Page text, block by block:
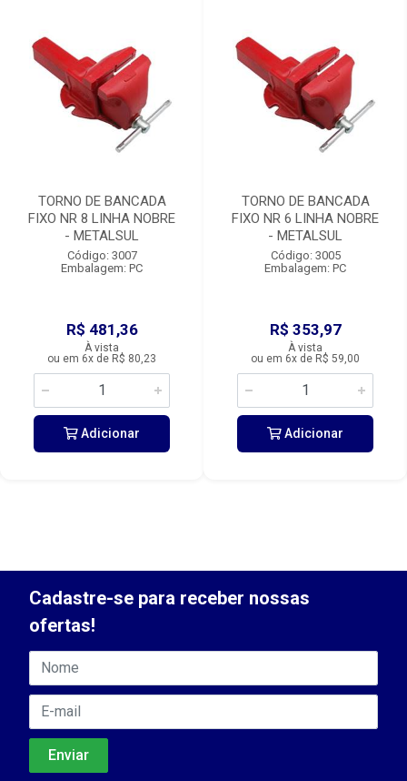
TORNO DE BANCADA
FIXO NR 8 LINHA NOBRE
- METALSUL
Código: 3007
Embalagem: PC
R$ 481,36
À vista
ou em 6x de R$ 80,23
Adicionar
TORNO DE BANCADA
FIXO NR 6 LINHA NOBRE
- METALSUL
Código: 3005
Embalagem: PC
R$ 353,97
À vista
ou em 6x de R$ 59,00
Adicionar
Cadastre-se para receber nossas
ofertas!